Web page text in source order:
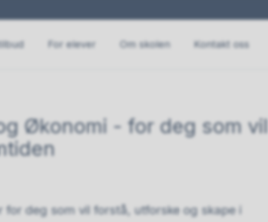
For elever Om skolen Kontakt oss
Økonomi - for deg som vil
for deg som vil forstå, utforske og skape i